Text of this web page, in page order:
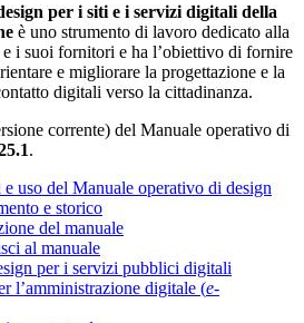
per i siti e i servizi digitali della
è uno strumento di lavoro dedicato alla
i suoi fornitori e ha l’obiettivo di fornire
e migliorare la progettazione e la
digitali verso la cittadinanza.
corrente) del Manuale operativo di
.
e uso del Manuale operativo di design
e storico
del manuale
al manuale
per i servizi pubblici digitali
l’amministrazione digitale (e-